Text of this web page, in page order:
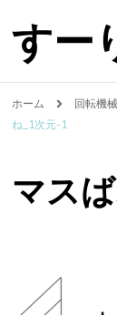
すー
ホーム 回転機
ね_1次元-1
マス